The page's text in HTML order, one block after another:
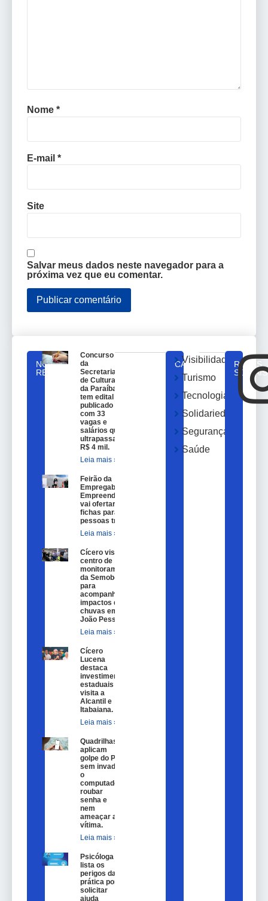
Nome *
E-mail *
Site
Salvar meus dados neste navegador para a
próxima vez que eu comentar.
NOTICIAS
RELACIONADAS
Concurso
da
Secretaria
de Cultura
da Paraíba
tem edital
publicado
com 33
vagas e
salários que
ultrapassam
R$ 4 mil.
Leia mais »
Feirão da
Empregabilidade e
Empreendedorismo
vai ofertar 100
fichas para
pessoas trans.
Leia mais »
Cícero visita
centro de
monitoramento
da Semob-JP
para
acompanhar
impactos das
chuvas em
João Pessoa.
Leia mais »
Cícero
Lucena
destaca
investimentos
estaduais em
visita a
Alcantil e
Itabaiana.
Leia mais »
Quadrilhas
aplicam
golpe do Pix
sem invadir
o
computador,
roubar
senha e
nem
ameaçar a
vítima.
Leia mais »
Psicóloga
lista os
perigos da
prática por
solicitar
ajuda
CATEGORIAS
Visibilidade
Turismo
Tecnologia
Solidariedade
Segurança
Saúde
REDES
SOCIAIS